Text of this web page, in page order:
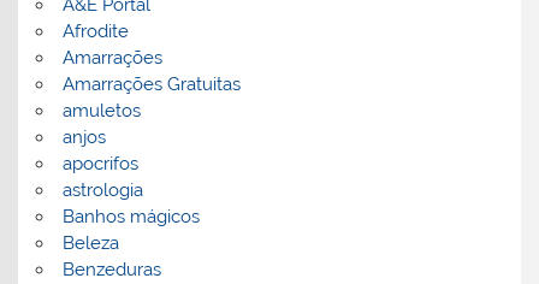
A&E Portal
Afrodite
Amarrações
Amarrações Gratuitas
amuletos
anjos
apocrifos
astrologia
Banhos mágicos
Beleza
Benzeduras